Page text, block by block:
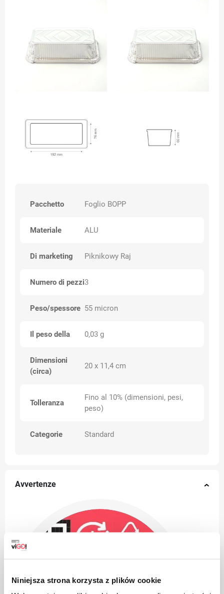
Niniejsza strona korzysta z plików cookie
Pacchetto Foglio BOPP
Materiale ALU
Di marketing Piknikowy Raj
Numero di pezzi3
Peso/spessore 55 micron
Il peso della 0,03 g
Dimensioni
(circa)
20 x 11,4 cm
Tolleranza
Fino al 10% (dimensioni, pesi,
peso)
Categorie Standard
Avvertenze